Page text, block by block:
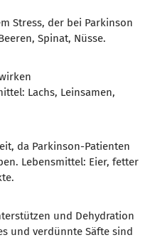
Stress, der bei Parkinson
Spinat, Nüsse.
Lachs, Leinsamen,
da Parkinson-Patienten
Lebensmittel: Eier, fetter
und Dehydration
und verdünnte Säfte sind